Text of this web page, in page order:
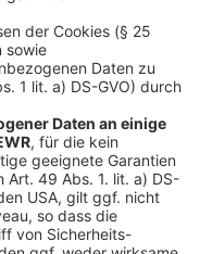
für Diskussionen